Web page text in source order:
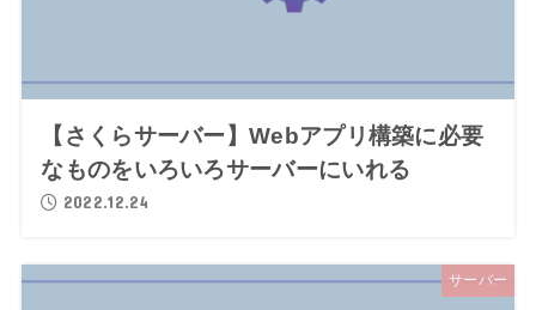
【さくらサーバー】Webアプリ構築に必要
なものをいろいろサーバーにいれる
2022.12.24
サーバー